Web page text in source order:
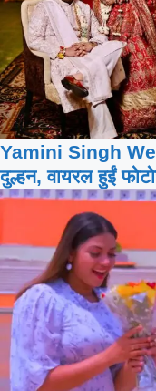
Yamini Singh
दुल्हन, वायरल हुईं